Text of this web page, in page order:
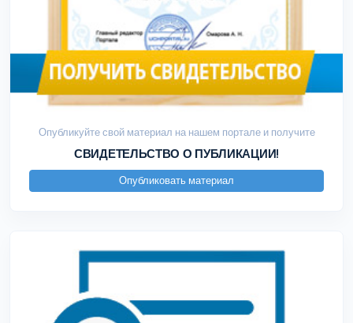
Опубликуйте свой материал на нашем портале и получите
СВИДЕТЕЛЬСТВО О ПУБЛИКАЦИИ!
Опубликовать материал